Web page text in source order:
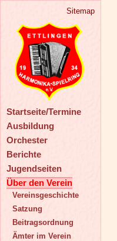
Sitemap
Startseite/Termine
Ausbildung
Orchester
Berichte
Jugendseiten
Über den Verein
Vereinsgeschichte
Satzung
Beitragsordnung
Ämter im Verein